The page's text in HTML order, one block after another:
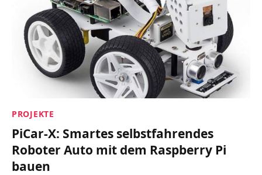
PROJEKTE
PiCar-X: Smartes selbstfahrendes
Roboter Auto mit dem Raspberry Pi
bauen